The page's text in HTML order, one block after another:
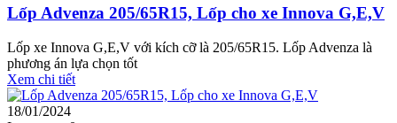
Lốp Advenza 205/65R15, Lốp cho xe Innova G,E,V
Lốp xe Innova G,E,V với kích cỡ là 205/65R15. Lốp Advenza là
phương án lựa chọn tốt
Xem chi tiết
18/01/2024